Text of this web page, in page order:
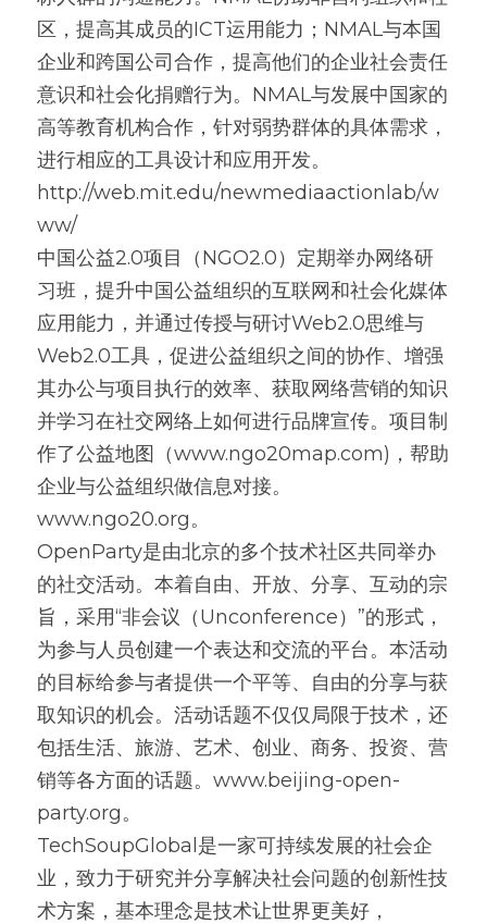
区，提高其成员的ICT运用能力；NMAL与本国
企业和跨国公司合作，提高他们的企业社会责任
意识和社会化捐赠行为。NMAL与发展中国家的
高等教育机构合作，针对弱势群体的具体需求，
进行相应的工具设计和应用开发。
http://web.mit.edu/newmediaactionlab/w
ww/
中国公益2.0项目（NGO2.0）定期举办网络研
习班，提升中国公益组织的互联网和社会化媒体
应用能力，并通过传授与研讨Web2.0思维与
Web2.0工具，促进公益组织之间的协作、增强
其办公与项目执行的效率、获取网络营销的知识
并学习在社交网络上如何进行品牌宣传。项目制
作了公益地图（www.ngo20map.com)，帮助
企业与公益组织做信息对接。
www.ngo20.org。
OpenParty是由北京的多个技术社区共同举办
的社交活动。本着自由、开放、分享、互动的宗
旨，采用“非会议（Unconference）”的形式，
为参与人员创建一个表达和交流的平台。本活动
的目标给参与者提供一个平等、自由的分享与获
取知识的机会。活动话题不仅仅局限于技术，还
包括生活、旅游、艺术、创业、商务、投资、营
销等各方面的话题。www.beijing-open-
party.org。
TechSoupGlobal是一家可持续发展的社会企
业，致力于研究并分享解决社会问题的创新性技
术方案，基本理念是技术让世界更美好，